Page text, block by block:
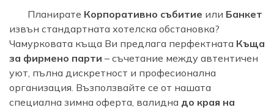
Планирате Корпоративно събитие или Банкет
извън стандартната хотелска обстановка?
Чамурковата къща Ви предлага перфектната Къща
за фирмено парти – съчетание между автентичен
уют, пълна дискретност и професионална
организация. Възползвайте се от нашата
специална зимна оферта, валидна до края на